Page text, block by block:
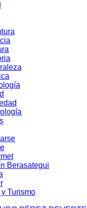
Berasategui
Turismo